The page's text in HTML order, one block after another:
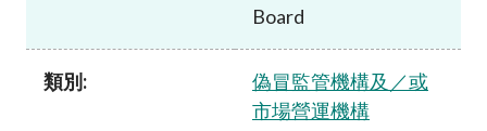
資料庫
Board
類別:
偽冒監管機構及／或
市場營運機構